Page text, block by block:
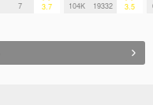
7 3.7 104K 19332 3.5